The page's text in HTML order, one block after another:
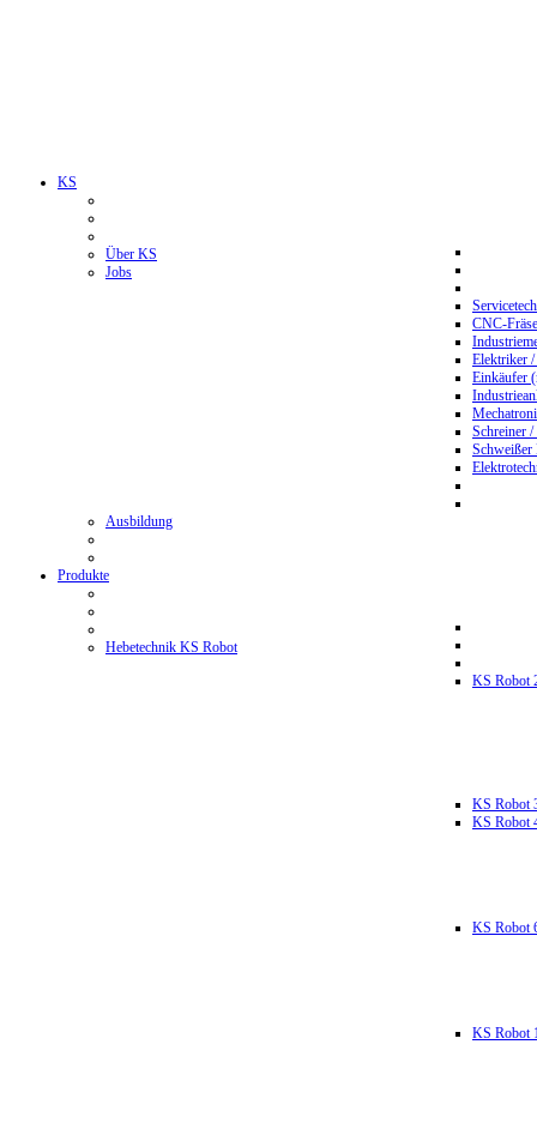
KS
Über KS
Jobs
CNC-
Elektriker
Einkäufer
Schreiner
Ausbildung
Produkte
Hebetechnik KS Robot
KS Robot
KS Robot
KS Robot
KS Robot
KS Robot